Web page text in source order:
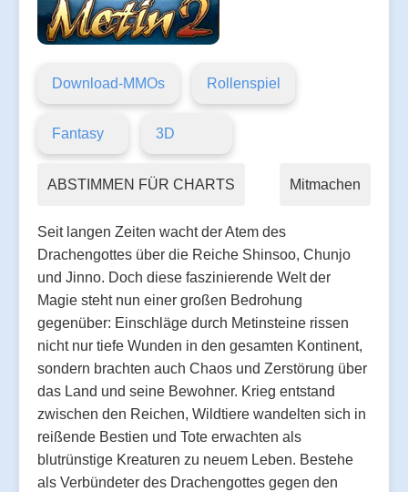
Download-MMOs Rollenspiel
Fantasy 3D
ABSTIMMEN FÜR CHARTS Mitmachen
Seit langen Zeiten wacht der Atem des
Drachengottes über die Reiche Shinsoo, Chunjo
und Jinno. Doch diese faszinierende Welt der
Magie steht nun einer großen Bedrohung
gegenüber: Einschläge durch Metinsteine rissen
nicht nur tiefe Wunden in den gesamten Kontinent,
sondern brachten auch Chaos und Zerstörung über
das Land und seine Bewohner. Krieg entstand
zwischen den Reichen, Wildtiere wandelten sich in
reißende Bestien und Tote erwachten als
blutrünstige Kreaturen zu neuem Leben. Bestehe
als Verbündeter des Drachengottes gegen den